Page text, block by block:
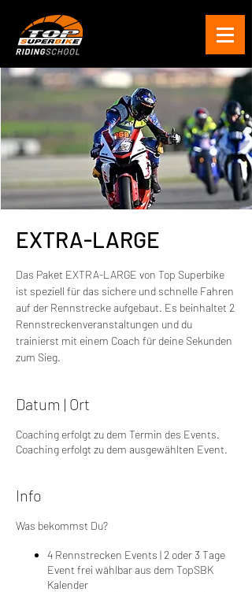
EXTRA-LARGE
Das Paket EXTRA-LARGE von Top Superbike
ist speziell für das sichere und schnelle Fahren
auf der Rennstrecke aufgebaut. Es beinhaltet 2
Rennstreckenveranstaltungen und du
trainierst mit einem Coach für deine Sekunden
zum Sieg.
Datum | Ort
Coaching erfolgt zu dem Termin des Events.
Coaching erfolgt zu dem ausgewählten Event.
Info
Was bekommst Du?
4 Rennstrecken Events | 2 oder 3 Tage
Event frei wählbar aus dem TopSBK
Kalender